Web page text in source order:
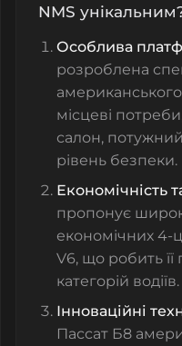
NMS
Особлива
розроблена
місцеві
салон,
рівень безпеки.
Економічність
пропонує
економічних 4-
V6, що робить
категорій водіїв.
Інноваційні
Пассат Б8